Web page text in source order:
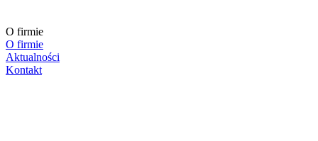
O firmie
O firmie
Aktualności
Kontakt